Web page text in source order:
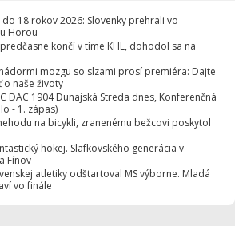
do 18 rokov 2026: Slovenky prehrali vo
Horou
končí v tíme KHL, dohodol sa na
mozgu so slzami prosí premiéra: Dajte
o naše životy
DAC 1904 Dunajská Streda dnes, Konferenčná
- 1. zápas)
na bicykli, zranenému bežcovi poskytol
hokej. Slafkovského generácia v
Fínov
atletiky odštartoval MS výborne. Mladá
vo finále